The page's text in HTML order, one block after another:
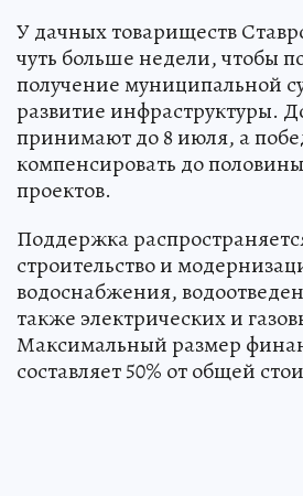
У дачных товариществ
чуть больше недели, чтобы
получение муниципальной
развитие инфраструктуры.
принимают до 8 июля, а
компенсировать до
проектов.
Поддержка
строительство и
водоснабжения,
также электрических и
Максимальный размер
составляет 50% от общей